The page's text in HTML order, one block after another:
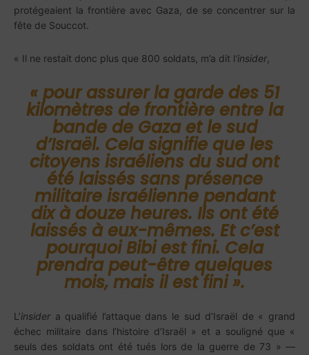
protégeaient la frontière avec Gaza, de se concentrer sur la
fête de Souccot.
« Il ne restait donc plus que 800 soldats, m’a dit l‘insider
« pour assurer la garde des 51
kilomètres de frontière entre la
bande de Gaza et le sud
d’Israël. Cela signifie que les
citoyens israéliens du sud ont
été laissés sans présence
militaire israélienne pendant
dix à douze heures. Ils ont été
laissés à eux-mêmes. Et c’est
pourquoi Bibi est fini. Cela
prendra peut-être quelques
mois, mais il est fini ».
L’insider a qualifié l’attaque dans le sud d’Israël de « grand
échec militaire dans l’histoire d’Israël » et a souligné que «
seuls des soldats ont été tués lors de la guerre de 73 » —